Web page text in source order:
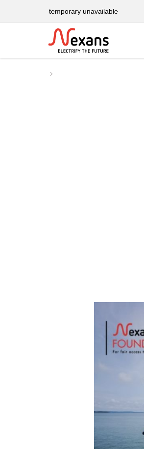
temporary unavailable